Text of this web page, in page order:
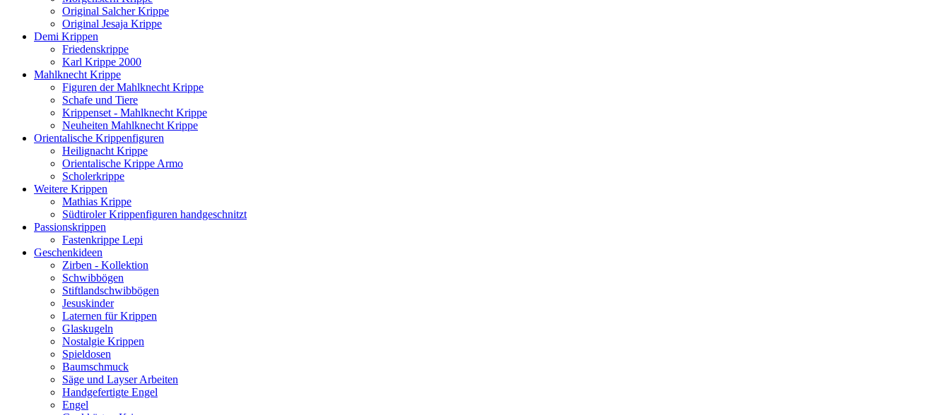
Original Salcher Krippe
Original Jesaja Krippe
Demi Krippen
Friedenskrippe
Karl Krippe 2000
Mahlknecht Krippe
Figuren der Mahlknecht Krippe
Schafe und Tiere
Krippenset - Mahlknecht Krippe
Neuheiten Mahlknecht Krippe
Orientalische Krippenfiguren
Heilignacht Krippe
Orientalische Krippe Armo
Scholerkrippe
Weitere Krippen
Mathias Krippe
Südtiroler Krippenfiguren handgeschnitzt
Passionskrippen
Fastenkrippe Lepi
Geschenkideen
Zirben - Kollektion
Schwibbögen
Stiftlandschwibbögen
Jesuskinder
Laternen für Krippen
Glaskugeln
Nostalgie Krippen
Spieldosen
Baumschmuck
Säge und Layser Arbeiten
Handgefertigte Engel
Engel